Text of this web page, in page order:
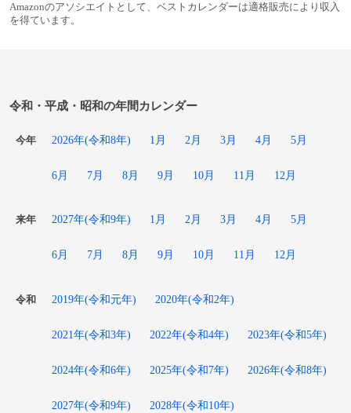
Amazonのアソシエイトとして、ベストカレンダーは適格販売により収入
を得ています。
令和・平成・昭和の年間カレンダー
今年 2026年(令和8年) 1月 2月 3月 4月 5月
6月 7月 8月 9月 10月 11月 12月
来年 2027年(令和9年) 1月 2月 3月 4月 5月
6月 7月 8月 9月 10月 11月 12月
令和 2019年(令和元年) 2020年(令和2年)
2021年(令和3年) 2022年(令和4年) 2023年(令和5年)
2024年(令和6年) 2025年(令和7年) 2026年(令和8年)
2027年(令和9年) 2028年(令和10年)